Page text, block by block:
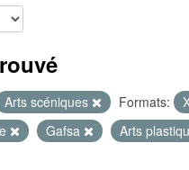
Arts scéniques Formats:
Gafsa
Arts